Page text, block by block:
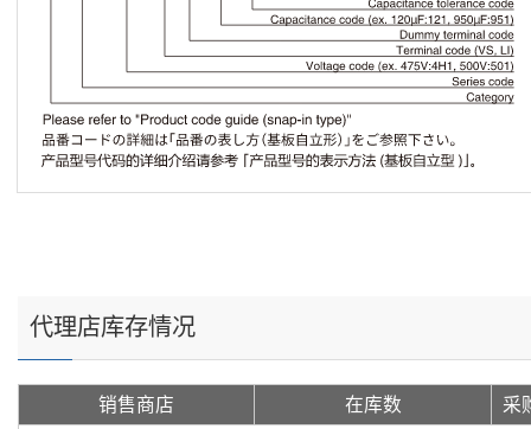
代理店库存情况
销售商店 在库数
采